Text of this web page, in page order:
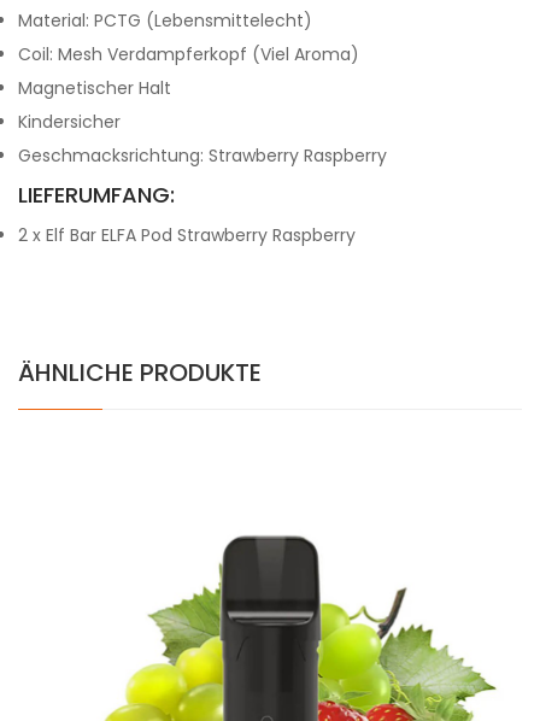
Material: PCTG (Lebensmittelecht)
Coil: Mesh Verdampferkopf (Viel Aroma)
Magnetischer Halt
Kindersicher
Geschmacksrichtung: Strawberry Raspberry
LIEFERUMFANG:
2 x Elf Bar ELFA Pod Strawberry Raspberry
ÄHNLICHE PRODUKTE